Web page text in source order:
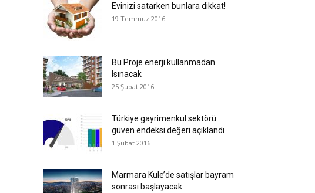
Evinizi satarken bunlara dikkat!
19 Temmuz 2016
Bu Proje enerji kullanmadan
Isınacak
25 Şubat 2016
Türkiye gayrimenkul sektörü
güven endeksi değeri açıklandı
1 Şubat 2016
Marmara Kule’de satışlar bayram
sonrası başlayacak